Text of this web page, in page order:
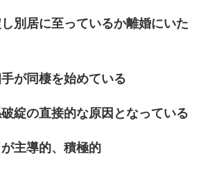
別居に至っているか離婚にいた
が同棲を始めている
綻の直接的な原因となっている
主導的、積極的